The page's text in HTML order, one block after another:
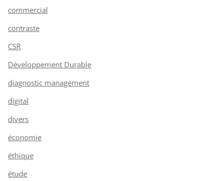
commercial
contraste
CSR
Développement Durable
diagnostic management
digital
divers
économie
éthique
étude